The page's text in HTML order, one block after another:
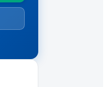
亟需寻找能够履行大